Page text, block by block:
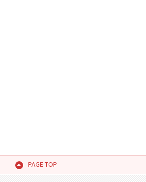
PAGE TOP